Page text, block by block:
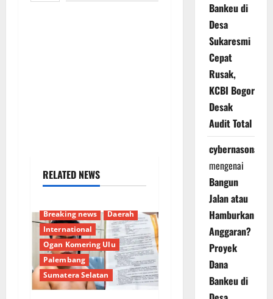
RELATED NEWS
Breaking news
Daerah
International
Ogan Komering Ulu
Palembang
Sumatera Selatan
Bankeu di
Desa
Sukaresmi
Cepat
Rusak,
KCBI Bogor
Desak
Audit Total
cybernasonal
mengenai
Bangun
Jalan atau
Hamburkan
Anggaran?
Proyek
Dana
Bankeu di